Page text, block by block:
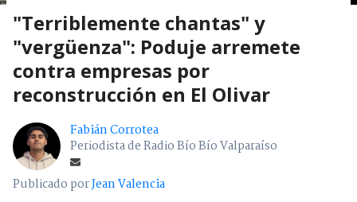
"Terriblemente chantas" y
"vergüenza": Poduje arremete
contra empresas por
reconstrucción en El Olivar
Fabián Corrotea
Periodista de Radio Bío Bío Valparaíso
Publicado porJean Valencia